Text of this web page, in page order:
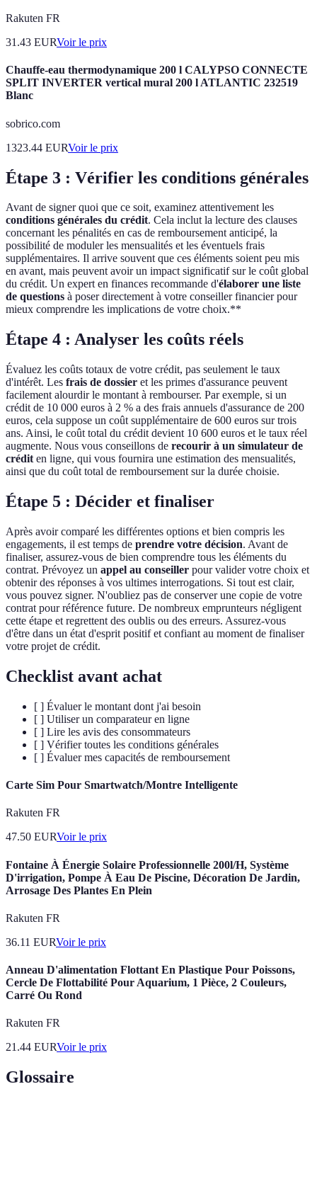
Rakuten FR
31.43 EURVoir le prix
Chauffe-eau thermodynamique 200 l CALYPSO CONNECTE
SPLIT INVERTER vertical mural 200 l ATLANTIC 232519
Blanc
sobrico.com
1323.44 EURVoir le prix
Étape 3 : Vérifier les conditions générales
Avant de signer quoi que ce soit, examinez attentivement les
conditions générales du crédit. Cela inclut la lecture des clauses
concernant les pénalités en cas de remboursement anticipé, la
possibilité de moduler les mensualités et les éventuels frais
supplémentaires. Il arrive souvent que ces éléments soient peu mis
en avant, mais peuvent avoir un impact significatif sur le coût global
du crédit. Un expert en finances recommande d'élaborer une liste
de questions à poser directement à votre conseiller financier pour
mieux comprendre les implications de votre choix.**
Étape 4 : Analyser les coûts réels
Évaluez les coûts totaux de votre crédit, pas seulement le taux
d'intérêt. Les frais de dossier et les primes d'assurance peuvent
facilement alourdir le montant à rembourser. Par exemple, si un
crédit de 10 000 euros à 2 % a des frais annuels d'assurance de 200
euros, cela suppose un coût supplémentaire de 600 euros sur trois
ans. Ainsi, le coût total du crédit devient 10 600 euros et le taux réel
augmente. Nous vous conseillons de recourir à un simulateur de
crédit en ligne, qui vous fournira une estimation des mensualités,
ainsi que du coût total de remboursement sur la durée choisie.
Étape 5 : Décider et finaliser
Après avoir comparé les différentes options et bien compris les
engagements, il est temps de prendre votre décision. Avant de
finaliser, assurez-vous de bien comprendre tous les éléments du
contrat. Prévoyez un appel au conseiller pour valider votre choix et
obtenir des réponses à vos ultimes interrogations. Si tout est clair,
vous pouvez signer. N'oubliez pas de conserver une copie de votre
contrat pour référence future. De nombreux emprunteurs négligent
cette étape et regrettent des oublis ou des erreurs. Assurez-vous
d'être dans un état d'esprit positif et confiant au moment de finaliser
votre projet de crédit.
Checklist avant achat
[ ] Évaluer le montant dont j'ai besoin
[ ] Utiliser un comparateur en ligne
[ ] Lire les avis des consommateurs
[ ] Vérifier toutes les conditions générales
[ ] Évaluer mes capacités de remboursement
Carte Sim Pour Smartwatch/Montre Intelligente
Rakuten FR
47.50 EURVoir le prix
Fontaine À Énergie Solaire Professionnelle 200l/H, Système
D'irrigation, Pompe À Eau De Piscine, Décoration De Jardin,
Arrosage Des Plantes En Plein
Rakuten FR
36.11 EURVoir le prix
Anneau D'alimentation Flottant En Plastique Pour Poissons,
Cercle De Flottabilité Pour Aquarium, 1 Pièce, 2 Couleurs,
Carré Ou Rond
Rakuten FR
21.44 EURVoir le prix
Glossaire